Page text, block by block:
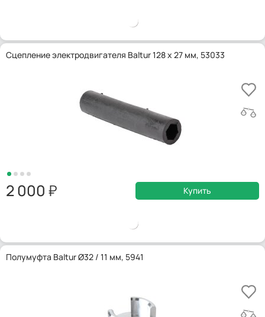
Сцепление электродвигателя Baltur 128 x 27 мм, 53033
2 000 Купить
Полумуфта Baltur Ø32 / 11 мм, 5941